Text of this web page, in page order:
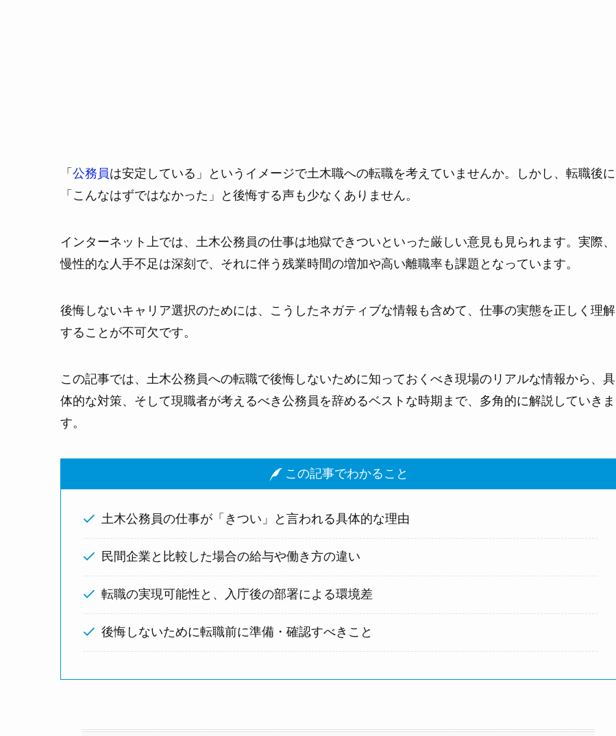
「 公務員は安定している」というイメージで土木職への転職を考えていませんか。しかし、転職後に
「こんなはずではなかった」と後悔する声も少なくありません。
インターネット上では、土木公務員の仕事は地獄できついといった厳しい意見も見られます。実際、
慢性的な人手不足は深刻で、それに伴う残業時間の増加や高い離職率も課題となっています。
後悔しないキャリア選択のためには、こうしたネガティブな情報も含めて、仕事の実態を正しく理解
することが不可欠です。
この記事では、土木公務員への転職で後悔しないために知っておくべき現場のリアルな情報から、具
体的な対策、そして現職者が考えるべき公務員を辞めるベストな時期まで、多角的に解説していきま
す。
この記事でわかること
土木公務員の仕事が「きつい」と言われる具体的な理由
民間企業と比較した場合の給与や働き方の違い
転職の実現可能性と、入庁後の部署による環境差
後悔しないために転職前に準備・確認すべきこと